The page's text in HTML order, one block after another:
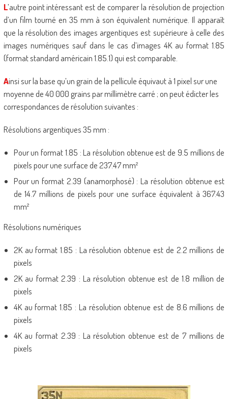
L’autre point intéressant est de comparer la résolution de projection
d’un film tourné en 35 mm à son équivalent numérique. Il apparaît
que la résolution des images argentiques est supérieure à celle des
images numériques sauf dans le cas d’images 4K au format 1.85
(format standard américain 1.85.1) qui est comparable.
Ainsi sur la base qu’un grain de la pellicule équivaut à 1 pixel sur une
moyenne de 40 000 grains par millimètre carré ; on peut édicter les
correspondances de résolution suivantes :
Résolutions argentiques 35 mm :
Pour un format 1.85 : La résolution obtenue est de 9.5 millions de
pixels pour une surface de 237.47 mm²
Pour un format 2.39 (anamorphosé) : La résolution obtenue est
de 14.7 millions de pixels pour une surface équivalent à 367.43
mm²
Résolutions numériques
2K au format 1.85 : La résolution obtenue est de 2.2 millions de
pixels
2K au format 2.39 : La résolution obtenue est de 1.8 million de
pixels
4K au format 1.85 : La résolution obtenue est de 8.6 millions de
pixels
4K au format 2.39 : La résolution obtenue est de 7 millions de
pixels